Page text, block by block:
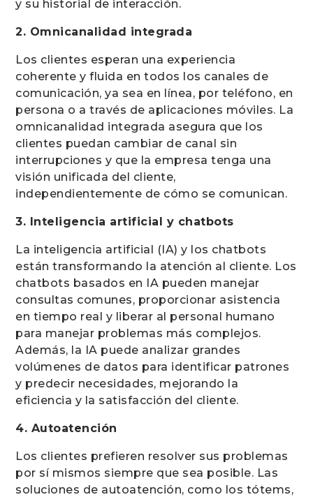
y su historial de interacción.
2. Omnicanalidad integrada
Los clientes esperan una experiencia
coherente y fluida en todos los canales de
comunicación, ya sea en línea, por teléfono, en
persona o a través de aplicaciones móviles. La
omnicanalidad integrada asegura que los
clientes puedan cambiar de canal sin
interrupciones y que la empresa tenga una
visión unificada del cliente,
independientemente de cómo se comunican.
3. Inteligencia artificial y chatbots
La inteligencia artificial (IA) y los chatbots
están transformando la atención al cliente. Los
chatbots basados en IA pueden manejar
consultas comunes, proporcionar asistencia
en tiempo real y liberar al personal humano
para manejar problemas más complejos.
Además, la IA puede analizar grandes
volúmenes de datos para identificar patrones
y predecir necesidades, mejorando la
eficiencia y la satisfacción del cliente.
4. Autoatención
Los clientes prefieren resolver sus problemas
por sí mismos siempre que sea posible. Las
soluciones de autoatención, como los tótems,